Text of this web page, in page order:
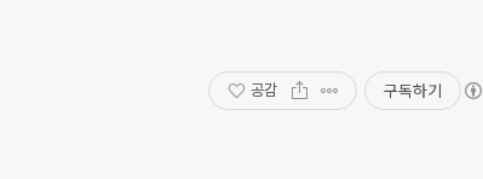
공감 구독하기